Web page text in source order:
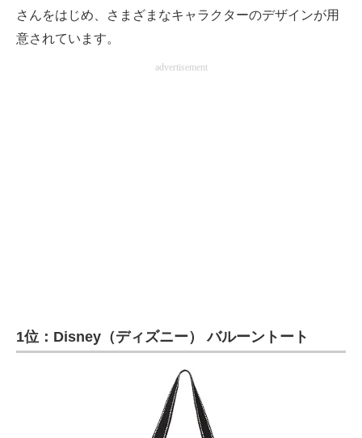
さんをはじめ、さまざまなキャラクターのデザインが用
意されています。
advertisement
1位：Disney（ディズニー） バルーントート